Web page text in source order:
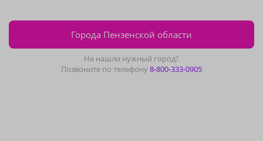
Города Пензенской области
Не нашли нужный город?
Позвоните по телефону8-800-333-0905